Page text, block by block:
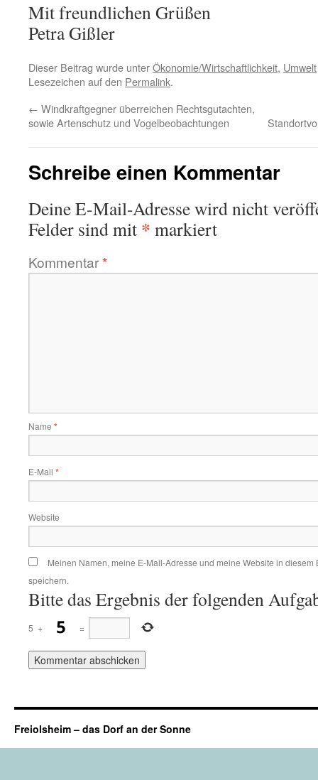
Mit freundlichen Grüßen
Petra Gißler
Dieser Beitrag wurde unterÖkonomie/Wirtschaftlichkeit, Umwelt
Lesezeichen auf den Permalink.
← Windkraftgegner überreichen Rechtsgutachten,
sowie Artenschutz und Vogelbeobachtungen
Schreibe einen Kommentar
Deine E-Mail-Adresse wird nicht
Felder sind mit * markiert
Kommentar*
Name *
E-Mail *
Website
Meinen Namen, meine E-Mail-Adresse und meine Website in
speichern.
Bitte das Ergebnis der folgenden
5 + =
Freiolsheim – das Dorf an der Sonne